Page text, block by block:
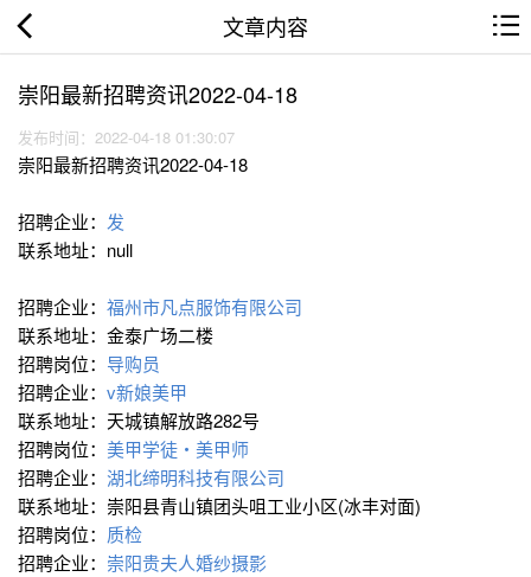
文章内容
崇阳最新招聘资讯2022-04-18
发布时间：2022-04-18 01:30:07
崇阳最新招聘资讯2022-04-18
招聘企业： 发
联系地址：null
招聘企业： 福州市凡点服饰有限公司
联系地址：金泰广场二楼
招聘岗位： 导购员
招聘企业： v新娘美甲
联系地址：天城镇解放路282号
招聘岗位： 美甲学徒・美甲师
招聘企业： 湖北缔明科技有限公司
联系地址：崇阳县青山镇团头咀工业小区(冰丰对面)
招聘岗位： 质检
招聘企业： 崇阳贵夫人婚纱摄影